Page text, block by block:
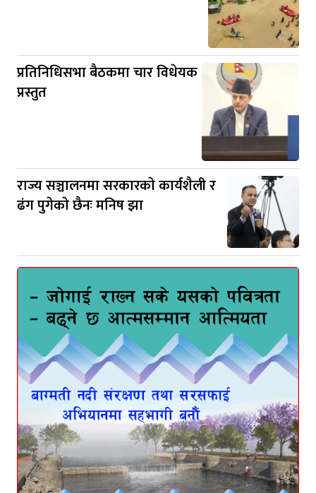
प्रतिनिधिसभा बैठकमा चार विधेयक
प्रस्तुत
राज्य सञ्चालनमा सरकारकाे कार्यशैली र
ढंग पुगेकाे छैनः मनिष झा